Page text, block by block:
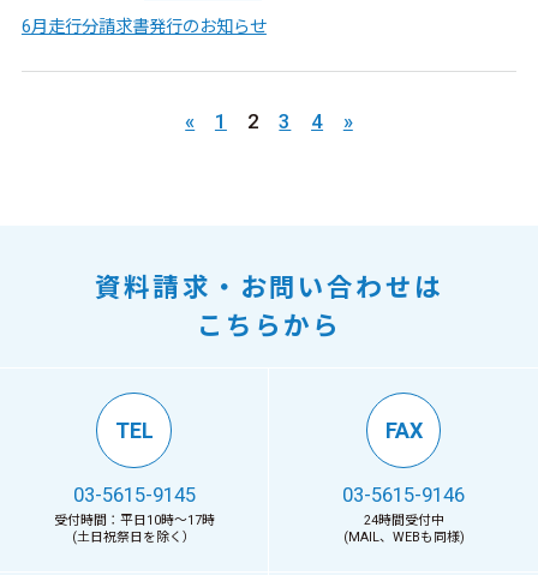
6月走行分請求書発行のお知らせ
« 1 2 3 4 »
資料請求・お問い合わせは
こちらから
TEL
03-5615-9145
受付時間：平日10時〜17時
(土日祝祭日を除く）
FAX
03-5615-9146
24時間受付中
(MAIL、WEBも同様)